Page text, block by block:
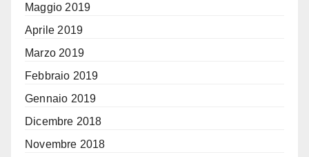
Maggio 2019
Aprile 2019
Marzo 2019
Febbraio 2019
Gennaio 2019
Dicembre 2018
Novembre 2018